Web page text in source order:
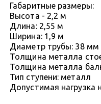
Габаритные размеры:
Высота - 2,2 м
Длина: 2,55 м
Ширина: 1,9 м
Диаметр трубы: 38 мм
Толщина металла
Толщина металла
Тип ступени: металл
Допустимая нагрузка